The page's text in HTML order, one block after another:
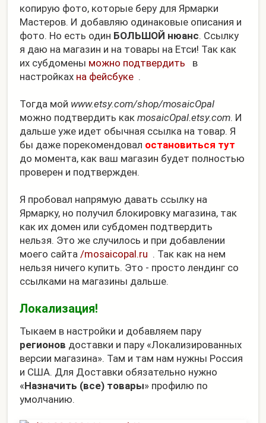
копирую фото, которые беру для Ярмарки
Мастеров. И добавляю одинаковые описания и
фото. Но есть один БОЛЬШОЙ нюанс. Ссылку
я даю на магазин и на товары на Етси! Так как
их субдомены можно подтвердить
в
настройках на фейсбуке .
Тогда мой www.etsy.com/­shop/mosaicOpal
можно подтвердить какmosaicOpal.etsy.com. И
дальше уже идет обычная ссылка на товар. Я
бы даже порекомендовал остановиться тут
до момента, как ваш магазин будет полностью
проверен и подтвержден.
Я пробовал напрямую давать ссылку на
Ярмарку, но получил блокировку магазина, так
как их домен или субдомен подтвердить
нельзя. Это же случилось и при добавлении
моего сайта/mosaicopal.ru . Так как на нем
нельзя ничего купить. Это - просто лендинг со
ссылками на магазины дальше.
Локализация!
Тыкаем в настройки и добавляем пару
регионов доставки и пару «Локализированных
версии магазина». Там и там нам нужны Россия
и США. Для Доставки обязательно нужно
«Назначить (все) товары» профилю по
умолчанию.